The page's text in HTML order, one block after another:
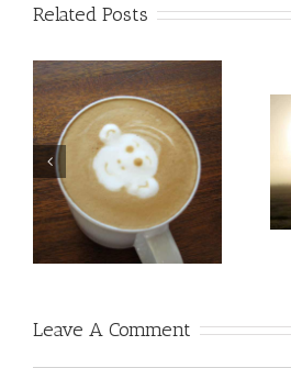
Related Posts
Nullam Vitae Nibh Un
Odiosters
Leave A Comment